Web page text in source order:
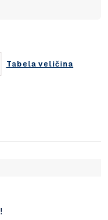
Tabela veličina
!